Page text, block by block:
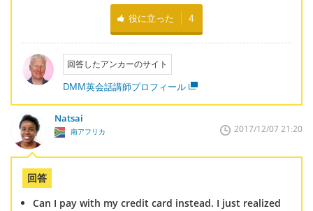
役に立った 4
回答したアンカーのサイト
DMM英会話講師プロフィール
Natsai
南アフリカ 2017/12/07 21:20
回答
Can I pay with my credit card instead. I just realized